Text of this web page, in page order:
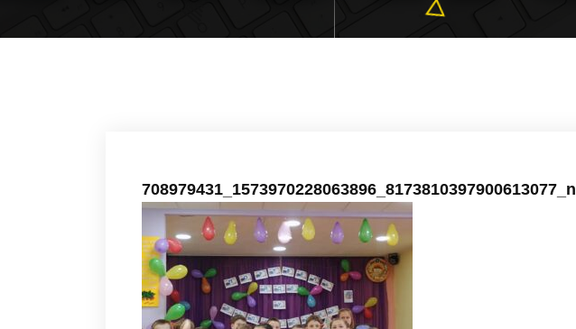
708979431_1573970228063896_8173810397900613077_n